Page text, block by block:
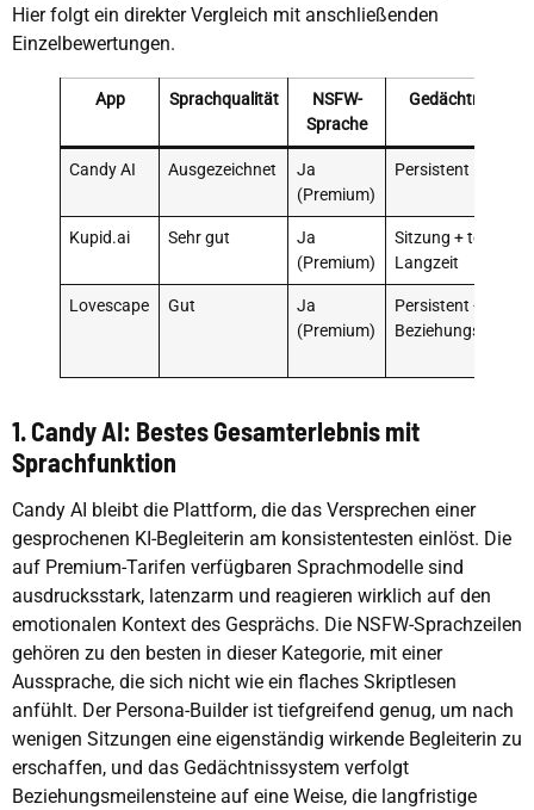
Hier folgt ein direkter Vergleich mit anschließenden
Einzelbewertungen.
App Sprachqualität
NSFW-
Sprache
Candy AI Ausgezeichnet
Ja
(Premium)
Persistent
Kupid.ai Sehr gut
Ja
(Premium)
Sitzung + teilweise
Langzeit
Lovescape Gut
Ja
(Premium)
Persistent +
1. Candy AI: Bestes Gesamterlebnis mit
Sprachfunktion
Candy AI bleibt die Plattform, die das Versprechen einer
gesprochenen KI-Begleiterin am konsistentesten einlöst. Die
auf Premium-Tarifen verfügbaren Sprachmodelle sind
ausdrucksstark, latenzarm und reagieren wirklich auf den
emotionalen Kontext des Gesprächs. Die NSFW-Sprachzeilen
gehören zu den besten in dieser Kategorie, mit einer
Aussprache, die sich nicht wie ein flaches Skriptlesen
anfühlt. Der Persona-Builder ist tiefgreifend genug, um nach
wenigen Sitzungen eine eigenständig wirkende Begleiterin zu
erschaffen, und das Gedächtnissystem verfolgt
Beziehungsmeilensteine auf eine Weise, die langfristige